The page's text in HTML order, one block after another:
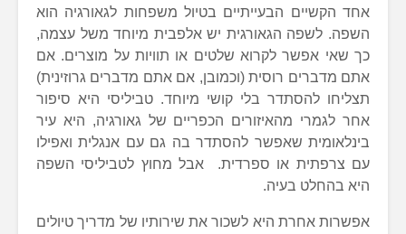
אחד הקשיים הבעייתיים בטיול משפחות לגאורגיה הוא
השפה. לשפה הגאורגית יש אלפבית מיוחד משל עצמה,
כך שאי אפשר לקרוא שלטים או תוויות על מוצרים. אם
אתם מדברים רוסית (וכמובן, אם אתם מדברים גרוזינית)
תצליחו להסתדר בלי קושי מיוחד. טביליסי היא סיפור
אחר לגמרי מהאיזורים הכפריים של גאורגיה, היא עיר
בינלאומית שאפשר להסתדר בה גם עם אנגלית ואפילו
עם צרפתית או ספרדית. אבל מחוץ לטביליסי השפה
היא בהחלט בעיה.
אפשרות אחרת היא לשכור את שירותיו של מדריך טיולים